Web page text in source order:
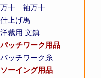
万十
袖万十
仕上げ馬
洋裁用 文鎮
パッチワーク用品
パッチワーク糸
ソーイング用品